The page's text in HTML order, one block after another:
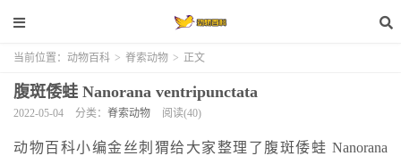
当前位置： 动物百科 > 脊索动物 > 正文
腹斑倭蛙 Nanorana ventripunctata
2022-05-04 分类： 脊索动物 阅读(40)
动物百科小编金丝刺猬给大家整理了腹斑倭蛙 Nanorana